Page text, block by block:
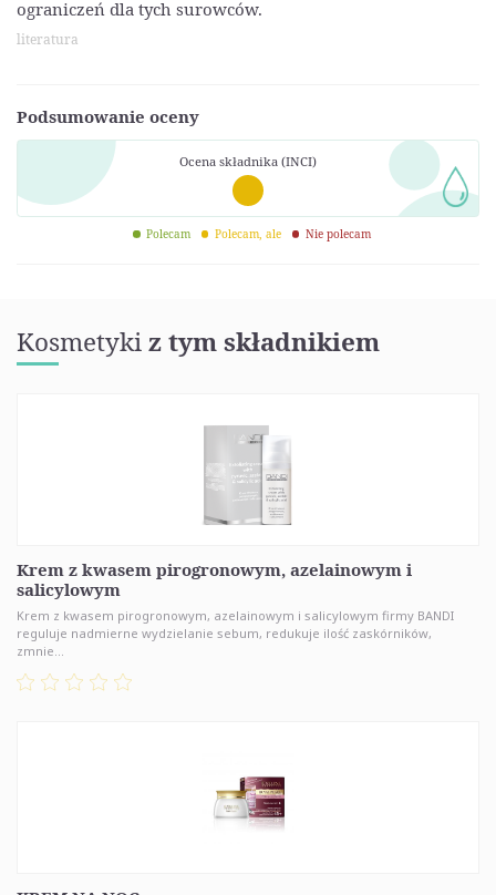
ograniczeń dla tych surowców.
literatura
Podsumowanie oceny
Ocena składnika (INCI)
Polecam Polecam, ale Nie polecam
Kosmetykiz tym składnikiem
Krem z kwasem pirogronowym, azelainowym i
salicylowym
Krem z kwasem pirogronowym, azelainowym i salicylowym firmy BANDI
reguluje nadmierne wydzielanie sebum, redukuje ilość zaskórników,
zmnie...